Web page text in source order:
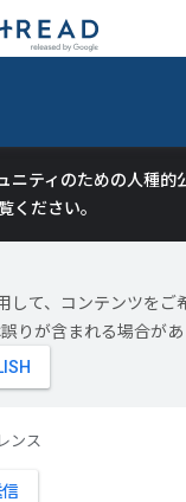
ニティのための人種的
ください。
して、コンテンツをご
りが含まれる場合があ
ンス